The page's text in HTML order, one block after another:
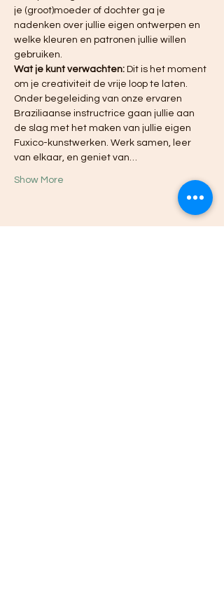
je (groot)moeder of dochter ga je
nadenken over jullie eigen ontwerpen en
welke kleuren en patronen jullie willen
gebruiken.
Wat je kunt verwachten: Dit is het moment
om je creativiteit de vrije loop te laten.
Onder begeleiding van onze ervaren
Braziliaanse instructrice gaan jullie aan
de slag met het maken van jullie eigen
Fuxico-kunstwerken. Werk samen, leer
van elkaar, en geniet van…
Show More